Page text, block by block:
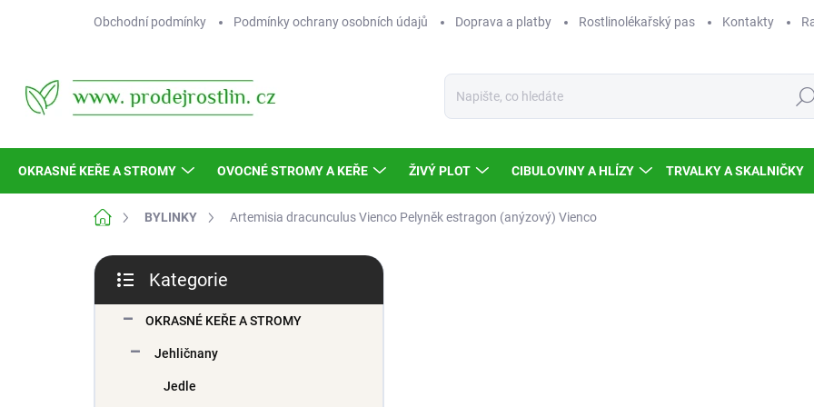
Obchodní podmínky Podmínky ochrany osobních údajů Doprava a platby Rostlinolékařský pas Kontakty
OKRASNÉ KEŘE A STROMY OVOCNÉ STROMY A KEŘE ŽIVÝ PLOT CIBULOVINY A HLÍZY TRVALKY A SKALNIČKY
Domů BYLINKY Artemisia dracunculus Vienco Pelyněk estragon (anýzový) Vienco
P
s
kategorie
Kategorie
OKRASNÉ KEŘE A STROMY
Jehličnany
Jedle